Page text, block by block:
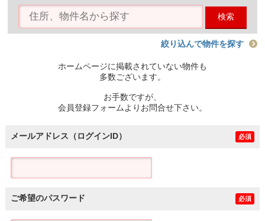
物件を探す
購入TOP
条件から探す
住宅ローン控除シミュレータ
検索
絞り込んで物件を探す
ホームページに掲載されていない物件も
多数ございます。
お手数ですが、
会員登録フォームよりお問合せ下さい。
メールアドレス（ログインID） 必須
ご希望のパスワード 必須